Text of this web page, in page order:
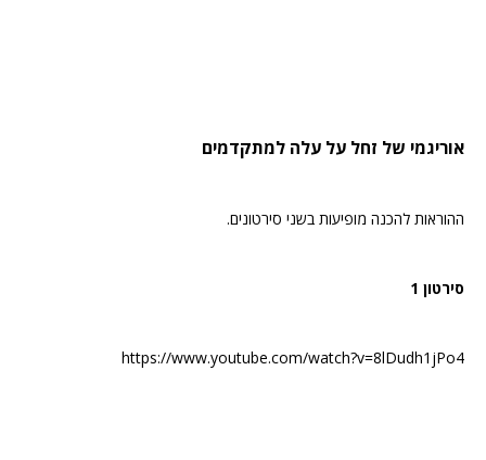
אוריגמי של זחל על עלה למתקדמים
ההוראות להכנה מופיעות בשני סירטונים.
סירטון 1
https://www.youtube.com/watch?v=8lDudh1jPo4